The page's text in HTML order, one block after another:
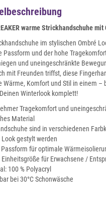
warme Strickhandschuhe
im stylischen Ombré
Passform und der hohe
und uneingeschränkte
mit Freunden triffst, diese
Wärme, Komfort und Stil in einem –
Winterlook komplett!
Tragekomfort und
Material
sind in verschiedenen
gestylt werden
für optimale
Einheitsgröße für Erwachsene /
100 % Polyacryl
bei 30°C Schonwäsche